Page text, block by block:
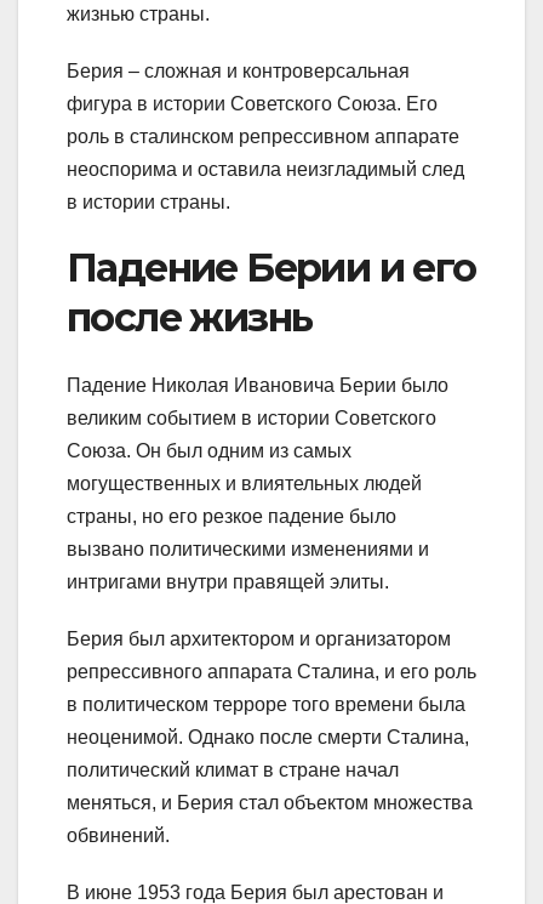
жизнью страны.
Берия – сложная и контроверсальная
фигура в истории Советского Союза. Его
роль в сталинском репрессивном аппарате
неоспорима и оставила неизгладимый след
в истории страны.
Падение Берии и его
после жизнь
Падение Николая Ивановича Берии было
великим событием в истории Советского
Союза. Он был одним из самых
могущественных и влиятельных людей
страны, но его резкое падение было
вызвано политическими изменениями и
интригами внутри правящей элиты.
Берия был архитектором и организатором
репрессивного аппарата Сталина, и его роль
в политическом терроре того времени была
неоценимой. Однако после смерти Сталина,
политический климат в стране начал
меняться, и Берия стал объектом множества
обвинений.
В июне 1953 года Берия был арестован и